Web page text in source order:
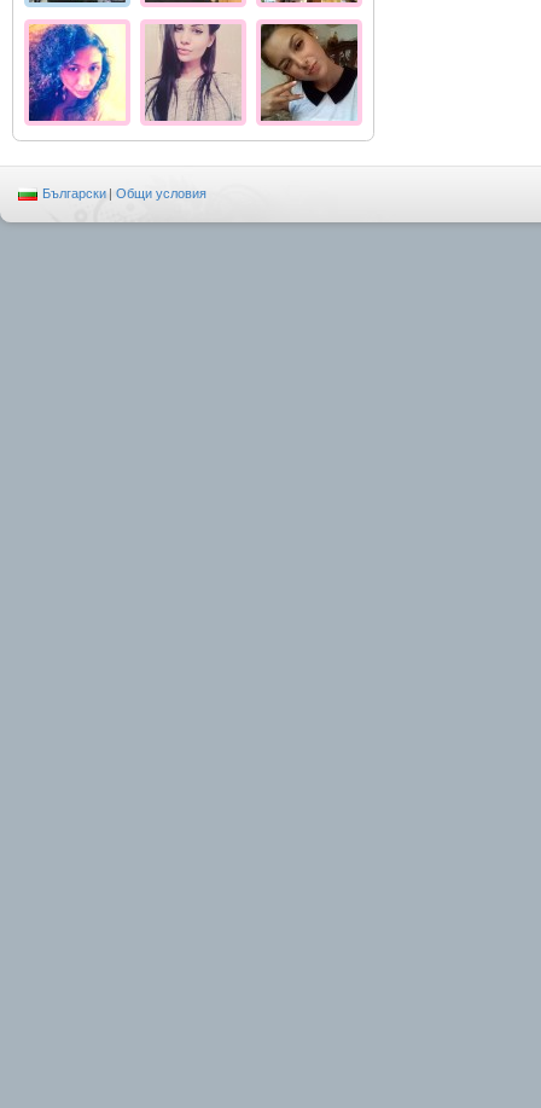
Български | Общи условия